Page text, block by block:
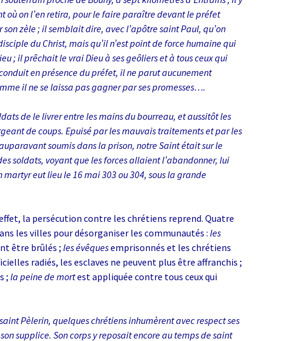
où on l’en re­tira, pour le faire paraître devant le préfet
zèle ; il semblait dire, avec l’apôtre saint Paul, qu’on
du Christ, mais qu’il n’est point de force humaine qui
; il prêchait le vrai Dieu à ses geôliers et à tous ceux qui
en pré­sence du préfet, il ne parut aucunement
il ne se laissa pas gagner par ses promesses….
de le livrer entre les mains du bourreau, et aussitôt les
de coups. Epuisé par les mauvais traitements et par les
soumis dans la prison, notre Saint était sur le
soldats, voyant que les forces allaient l’aban­donner, lui
martyr eut lieu le 16 mai 303 ou 304, sous la grande
la persécution contre les chrétiens reprend. Quatre
les villes pour désorganiser les communautés : les
être brûlés ;les évêquesemprisonnés et les chrétiens
radiés, les esclaves ne peuvent plus être affranchis ;
;la peine de mortest appliquée contre tous ceux qui
Pèlerin, quelques chrétiens inhumèrent avec respect ses
supplice. Son corps y reposait encore au temps de saint